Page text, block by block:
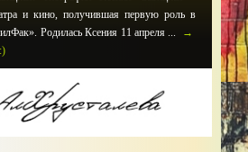
и кино, получившая первую роль в
Родилась Ксения 11 апреля ...
→